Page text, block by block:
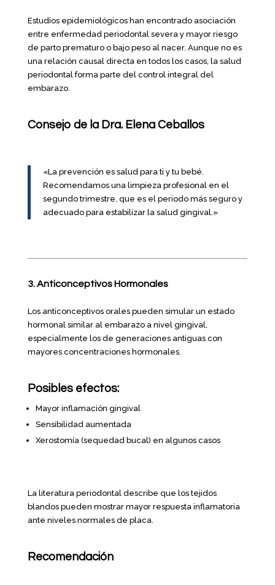
Estudios epidemiológicos han encontrado asociación
entre enfermedad periodontal severa y mayor riesgo
de parto prematuro o bajo peso al nacer. Aunque no es
una relación causal directa en todos los casos, la salud
periodontal forma parte del control integral del
embarazo.
Consejo de la Dra. Elena Ceballos
«La prevención es salud para ti y tu bebé.
Recomendamos una limpieza profesional en el
segundo trimestre, que es el periodo más seguro y
adecuado para estabilizar la salud gingival.»
3. Anticonceptivos Hormonales
Los anticonceptivos orales pueden simular un estado
hormonal similar al embarazo a nivel gingival,
especialmente los de generaciones antiguas con
mayores concentraciones hormonales.
Posibles efectos:
Mayor inflamación gingival
Sensibilidad aumentada
Xerostomía (sequedad bucal) en algunos casos
La literatura periodontal describe que los tejidos
blandos pueden mostrar mayor respuesta inflamatoria
ante niveles normales de placa.
Recomendación